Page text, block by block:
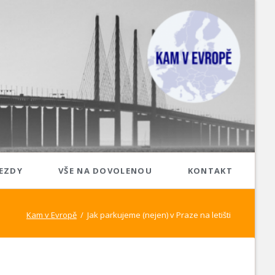
Itálie
Malta
VŠE NA DOVOLENOU KONTAKT
Kam v Evropě Jak parkujeme (nejen) v Praze na letišti